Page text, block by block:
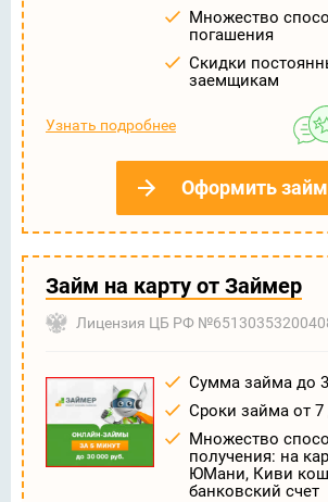
Множество
погашения
Скидки
заемщикам
Узнать подробнее
Оформить займ
Займ на карту от Займер
Лицензия ЦБ РФ
Сумма займа до
Сроки займа от 7
Множество
получения: на
ЮМани, Киви
банковский счет